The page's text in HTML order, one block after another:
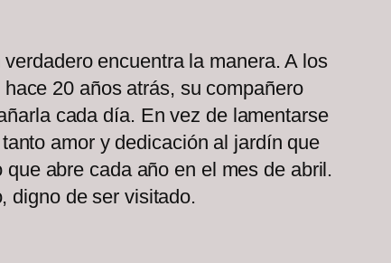
encuentra la manera. A los
20 años atrás, su compañero
cada día. En vez de lamentarse
amor y dedicación al jardín que
abre cada año en el mes de abril.
digno de ser visitado.